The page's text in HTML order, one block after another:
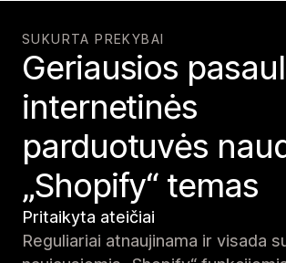
SUKURTA PREKYBAI
Geriausios
internetinės
parduotuvės
„Shopify“ temas
Pritaikyta ateičiai
Reguliariai atnaujinama ir visada